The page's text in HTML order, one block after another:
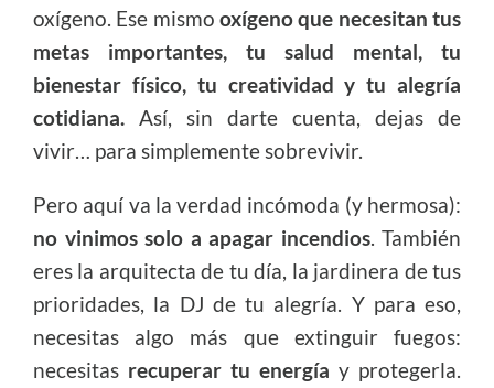
oxígeno. Ese mismo oxígeno que necesitan tus
metas importantes, tu salud mental, tu
bienestar físico, tu creatividad y tu alegría
cotidiana. Así, sin darte cuenta, dejas de
vivir… para simplemente sobrevivir.
Pero aquí va la verdad incómoda (y hermosa):
no vinimos solo a apagar incendios. También
eres la arquitecta de tu día, la jardinera de tus
prioridades, la DJ de tu alegría. Y para eso,
necesitas algo más que extinguir fuegos:
necesitas recuperar tu energía y protegerla.